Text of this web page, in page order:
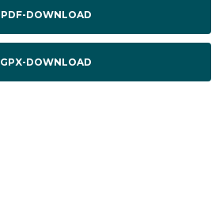
PDF-DOWNLOAD
GPX-DOWNLOAD